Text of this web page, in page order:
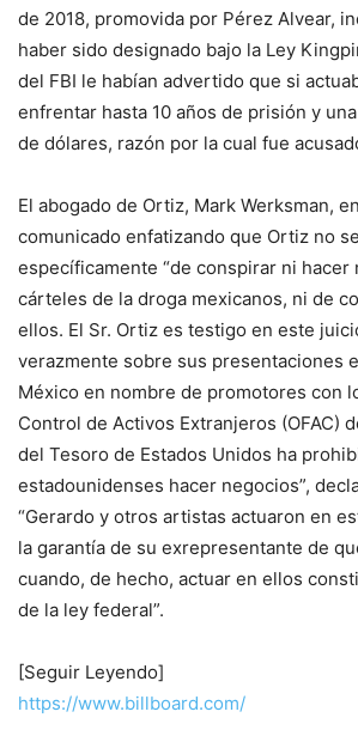
de 2018, promovida por Pérez Alvear,
haber sido designado bajo la Ley
del FBI le habían advertido que si
enfrentar hasta 10 años de prisión y
de dólares, razón por la cual fue
El abogado de Ortiz, Mark Werksman,
comunicado enfatizando que Ortiz no
específicamente “de conspirar ni hacer
cárteles de la droga mexicanos, ni de
ellos. El Sr. Ortiz es testigo en este
verazmente sobre sus presentaciones
México en nombre de promotores con
Control de Activos Extranjeros (OFAC)
del Tesoro de Estados Unidos ha
estadounidenses hacer negocios”,
“Gerardo y otros artistas actuaron en
la garantía de su exrepresentante de
cuando, de hecho, actuar en ellos
de la ley federal”.
[Seguir Leyendo]
https://www.billboard.com/